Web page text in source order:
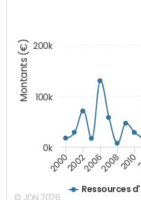
Montants (€)
Ressources
20002002200620082010
0k
100k
200k
© JDN 2026